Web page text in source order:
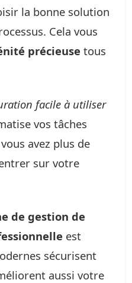
la bonne solution
Cela vous
précieuse tous
facile à utiliser
vos tâches
avez plus de
sur votre
de gestion de
est
sécurisent
aussi votre